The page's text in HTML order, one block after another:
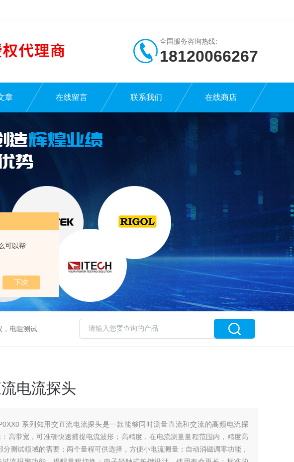
可以帮
全国服务咨询热线:
18120066267
章 在线留言 联系我们 在线商店
数据采集仪
电流探头
系列知用交直流电流探头是一款能够同时测量直流和交流的高频电流探
高带宽，可准确快速捕捉电流波形；高精度，在电流测量量程范围内，精度高
分测试领域的需要；两个量程可供选择，方便小电流测量；自动消磁调零功能，